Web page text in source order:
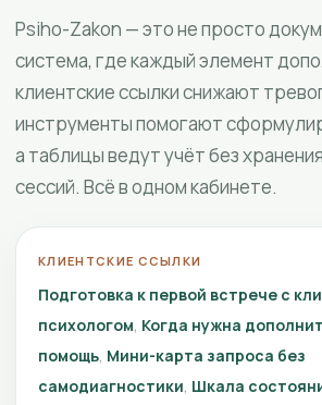
Psiho-Zakon — это не просто
система, где каждый элемент
клиентские ссылки снижают
инструменты помогают
а таблицы ведут учёт без
сессий. Всё в одном кабинете.
КЛИЕНТСКИЕ ССЫЛКИ
Подготовка к первой встрече с
психологом Когда нужна
помощь Мини-карта запроса без
самодиагностики Шкала